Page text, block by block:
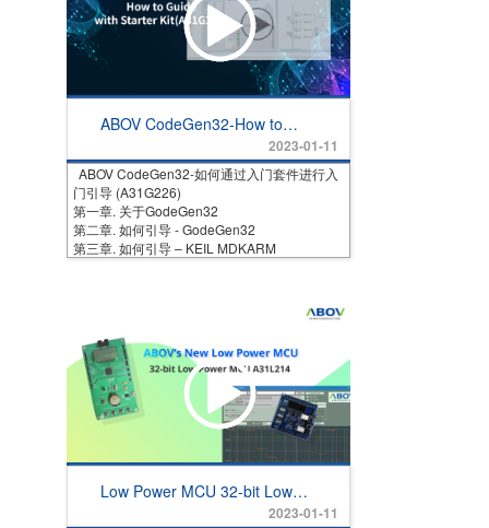
ABOV CodeGen32-How to
(A31G226) 2023-01-11
ABOV CodeGen32-如何通过入门套件进行入
门引导 (A31G226)
第一章. 关于GodeGen32
第二章. 如何引导 - GodeGen32
第三章. 如何引导 – KEIL MDKARM
Low Power MCU 32-bit Low
2023-01-11